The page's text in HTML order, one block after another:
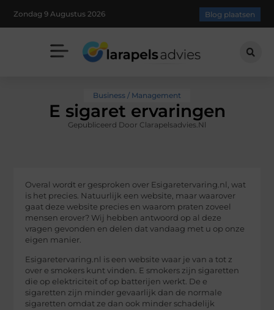
Zondag 9 Augustus 2026 Blog plaatsen
Business / Management
E sigaret ervaringen
Gepubliceerd Door Clarapelsadvies.nl
Overal wordt er gesproken over Esigaretervaring.nl, wat
is het precies. Natuurlijk een website, maar waarover
gaat deze website precies en waarom praten zoveel
mensen erover? Wij hebben antwoord op al deze
vragen gevonden en delen dat vandaag met u op onze
eigen manier.
Esigaretervaring.nl is een website waar je van a tot z
over e smokers kunt vinden. E smokers zijn sigaretten
die op elektriciteit of op batterijen werkt. De e
sigaretten zijn minder gevaarlijk dan de normale
sigaretten omdat ze dan ook minder schadelijk